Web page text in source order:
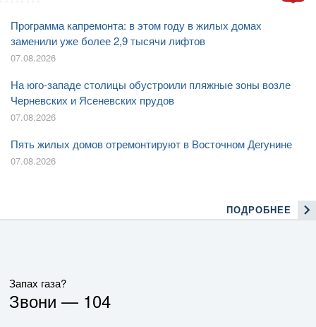
Программа капремонта: в этом году в жилых домах
заменили уже более 2,9 тысячи лифтов
07.08.2026
На юго-западе столицы обустроили пляжные зоны возле
Черневских и Ясеневских прудов
07.08.2026
Пять жилых домов отремонтируют в Восточном Дегунине
07.08.2026
ПОДРОБНЕЕ
Запах газа?
Звони — 104